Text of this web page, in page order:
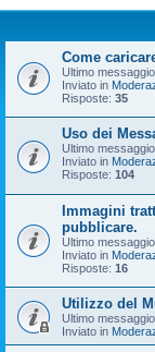
Come
Ultimo
Inviato in
Risposte: 35
Uso dei
Ultimo
Inviato in
Risposte: 104
Immagini
pubblicare.
Ultimo
Inviato in
Risposte: 16
Utilizzo del
Ultimo
Inviato in